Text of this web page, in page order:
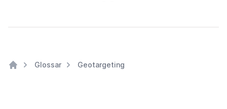
Glossar Geotargeting